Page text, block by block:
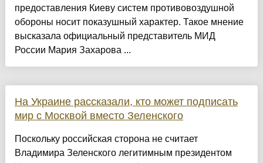
предоставления Киеву систем противовоздушной
обороны носит показушный характер. Такое мнение
высказала официальный представитель МИД
России Мария Захарова ...
На Украине рассказали, кто может подписать
мир с Москвой вместо Зеленского
Поскольку российская сторона не считает
Владимира Зеленского легитимным президентом